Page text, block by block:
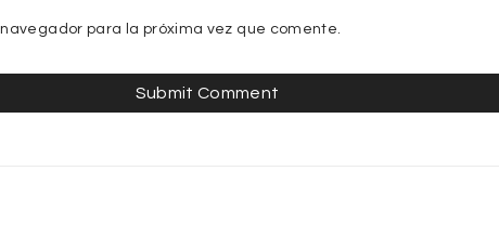
para la próxima vez que comente.